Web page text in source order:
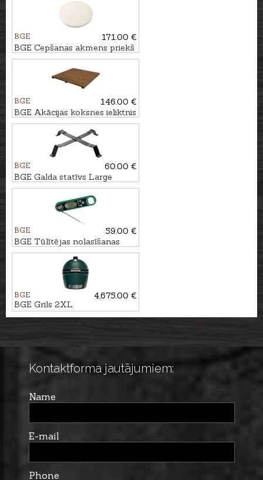
BGE
171.00 €
BGE Cepšanas akmens priekš
XLarge grila
BGE
146.00 €
BGE Akācijas koksnes ieliktnis
BGE
60.00 €
BGE Galda statīvs Large
grilam
BGE
59.00 €
BGE Tūlītējas nolasīšanas
termometrs ar pudeļu
BGE
4,675.00 €
BGE Grils 2XL
Kontaktforma jautājumiem:
Name
E-mail
Phone